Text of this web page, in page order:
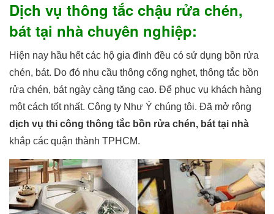
Dịch vụ thông tắc chậu rửa chén,
bát tại nhà chuyên nghiệp:
Hiện nay hầu hết các hộ gia đình đều có sử dụng bồn rửa
chén, bát. Do đó nhu cầu thông cống nghẹt, thông tắc bồn
rửa chén, bát ngày càng tăng cao. Để phục vụ khách hàng
một cách tốt nhất. Công ty Như Ý chúng tôi. Đã mở rộng
dịch vụ thi công thông tắc bồn rửa chén, bát tại nhà
khắp các quận thành TPHCM.